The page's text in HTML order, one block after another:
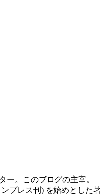
ー。このブログの主宰。
ンプレス刊) を始めとした著